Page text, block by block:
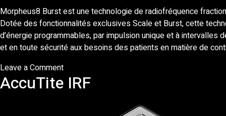
Morpheus8 Burst est une technologie de radiofréquence
Dotée des fonctionnalités exclusives Scale et Burst, cette
d’énergie programmables, par impulsion unique et à
et en toute sécurité aux besoins des patients en matière de
Leave a Commenton
Morpheus8
Burst
AccuTite IRF